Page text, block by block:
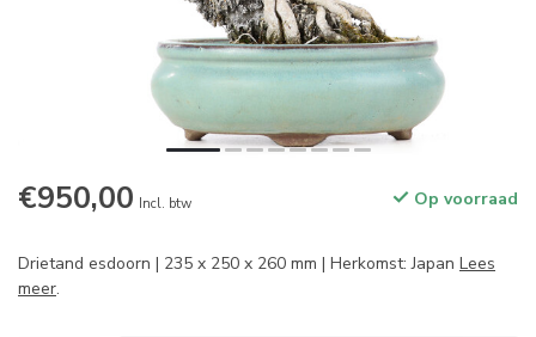
€950,00 Incl. btw Op voorraad
Drietand esdoorn | 235 x 250 x 260 mm | Herkomst: Japan Lees
meer.